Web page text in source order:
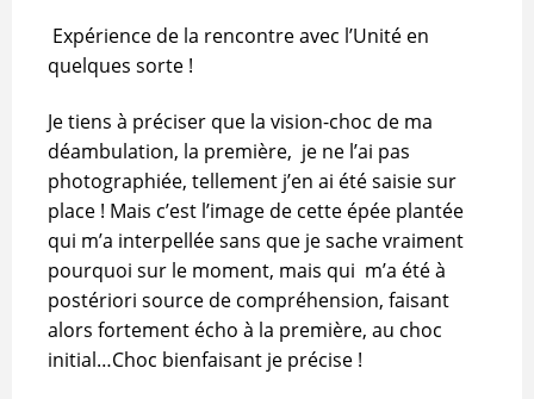
Expérience de la rencontre avec l’Unité en
quelques sorte !
Je tiens à préciser que la vision-choc de ma
déambulation, la première, je ne l’ai pas
photographiée, tellement j’en ai été saisie sur
place ! Mais c’est l’image de cette épée plantée
qui m’a interpellée sans que je sache vraiment
pourquoi sur le moment, mais qui m’a été à
postériori source de compréhension, faisant
alors fortement écho à la première, au choc
initial…Choc bienfaisant je précise !